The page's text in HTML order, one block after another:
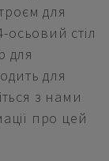
для
осьовий стіл
для
для
з нами
про цей